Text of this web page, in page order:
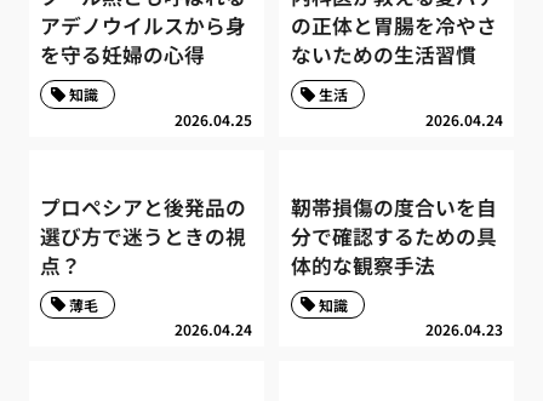
アデノウイルスから身
を守る妊婦の心得
2026.04.25
知識
の正体と胃腸を冷やさ
ないための生活習慣
2026.04.24
生活
プロペシアと後発品の
選び方で迷うときの視
点？
2026.04.24
薄毛
靭帯損傷の度合いを自
分で確認するための具
体的な観察手法
2026.04.23
知識